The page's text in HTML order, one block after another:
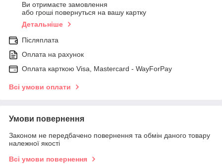
Ви отримаєте замовлення
або гроші повернуться на вашу картку
Детальніше
Післяплата
Оплата на рахунок
Оплата карткою Visa, Mastercard - WayForPay
Всі умови оплати
Умови повернення
Законом не передбачено повернення та обмін даного товару
належної якості
Всі умови повернення